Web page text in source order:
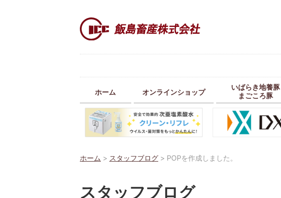
ホーム オンラインショップ
いばらき地養豚
まごころ豚
ホーム > スタッフブログ > POPを作成しました。
スタッフブログ